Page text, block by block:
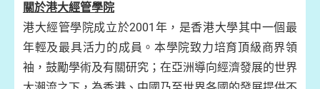
關於港大經管學院
港大經管學院成立於2001年，是香港大學其中一個最
年輕及最具活力的成員。本學院致力培育頂級商界領
袖，鼓勵學術及有關研究；在亞洲導向經濟發展的世界